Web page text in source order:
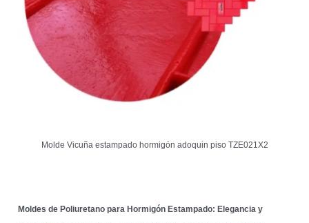
Molde Vicuña estampado hormigón adoquin piso TZE021X2
Moldes de Poliuretano para Hormigón Estampado: Elegancia y